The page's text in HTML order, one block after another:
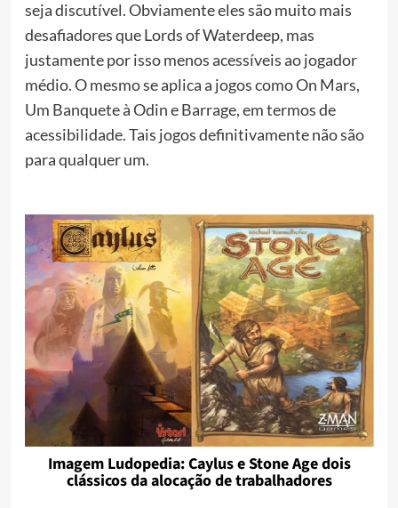
seja discutível. Obviamente eles são muito mais
desafiadores que Lords of Waterdeep, mas
justamente por isso menos acessíveis ao jogador
médio. O mesmo se aplica a jogos como On Mars,
Um Banquete à Odin e Barrage, em termos de
acessibilidade. Tais jogos definitivamente não são
para qualquer um.
Imagem Ludopedia: Caylus e Stone Age dois
clássicos da alocação de trabalhadores